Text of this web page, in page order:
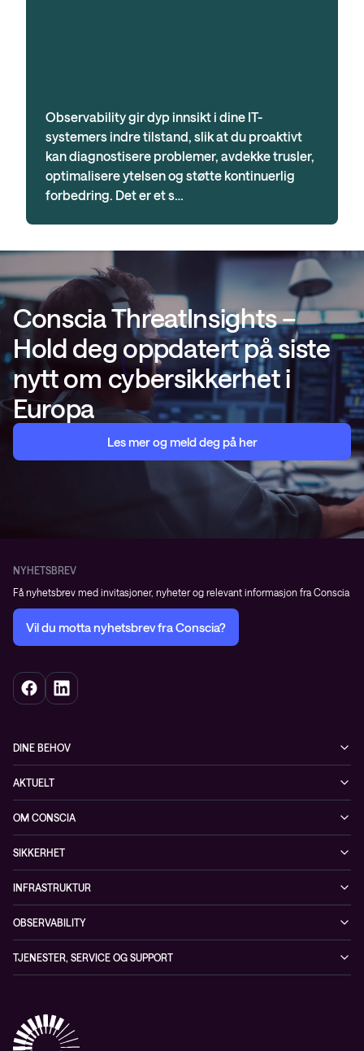
Observability gir dyp innsikt i dine IT-
systemers indre tilstand, slik at du proaktivt
kan diagnostisere problemer, avdekke trusler,
optimalisere ytelsen og støtte kontinuerlig
forbedring. Det er et s…
Conscia ThreatInsights –
Hold deg oppdatert på siste
nytt om cybersikkerhet i
Europa
Les mer og meld deg på her
NYHETSBREV
Få nyhetsbrev med invitasjoner, nyheter og relevant informasjon fra Conscia
Vil du motta nyhetsbrev fra Conscia?
DINE BEHOV
Sikkerhet
Observability
Tjenester, service og support
AKTUELT
Referanser
Whitepapers
Blogg
Nyheter
OM CONSCIA
Ansatte
Partnere
Presserom
Aktsomhetsvurdering
SIKKERHET
Sikkerhetsløsninger
Conscia ThreatInsights
INFRASTRUKTUR
Løsninger
OBSERVABILITY
TJENESTER, SERVICE OG SUPPORT
Conscia Education Services